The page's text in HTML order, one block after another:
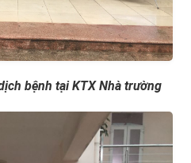
bệnh tại KTX Nhà trường